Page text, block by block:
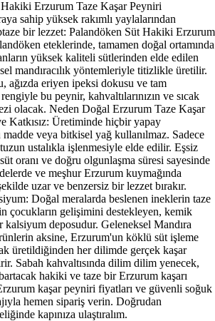
Erzurum Taze Kaşar Peyniri
sahip yüksek rakımlı yaylalarından
bir lezzet: Palandöken Süt Hakiki Erzurum
eteklerinde, tamamen doğal ortamında
yüksek kaliteli sütlerinden elde edilen
mandıracılık yöntemleriyle titizlikle üretilir.
ağızda eriyen ipeksi dokusu ve tam
bu peynir, kahvaltılarınızın ve sıcak
olacak. Neden Doğal Erzurum Taze Kaşar
Katkısız: Üretiminde hiçbir yapay
veya bitkisel yağ kullanılmaz. Sadece
ustalıkla işlenmesiyle elde edilir. Eşsiz
oranı ve doğru olgunlaşma süresi sayesinde
ve meşhur Erzurum kuymağında
uzar ve benzersiz bir lezzet bırakır.
Doğal meralarda beslenen ineklerin taze
çocukların gelişimini destekleyen, kemik
kalsiyum deposudur. Geleneksel Mandıra
aksine, Erzurum'un köklü süt işleme
üretildiğinden her dilimde gerçek kaşar
Sabah kahvaltısında dilim dilim yenecek,
hakiki ve taze bir Erzurum kaşarı
kaşar peyniri fiyatları ve güvenli soğuk
hemen sipariş verin. Doğrudan
kapınıza ulaştıralım.